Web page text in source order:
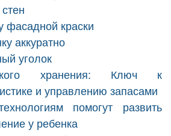
фасадной краски
аккуратно
уголок
хранения: Ключ к
и управлению запасами
помогут развить
у ребенка